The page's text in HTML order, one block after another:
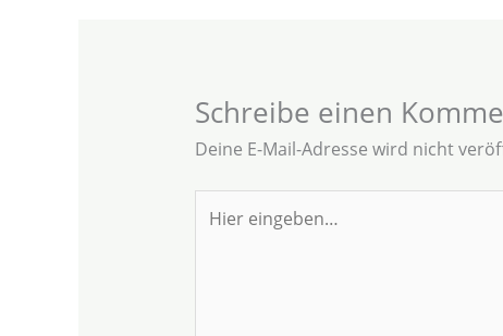
Schreibe einen
Deine E-Mail-Adresse wird nicht
eingeben…